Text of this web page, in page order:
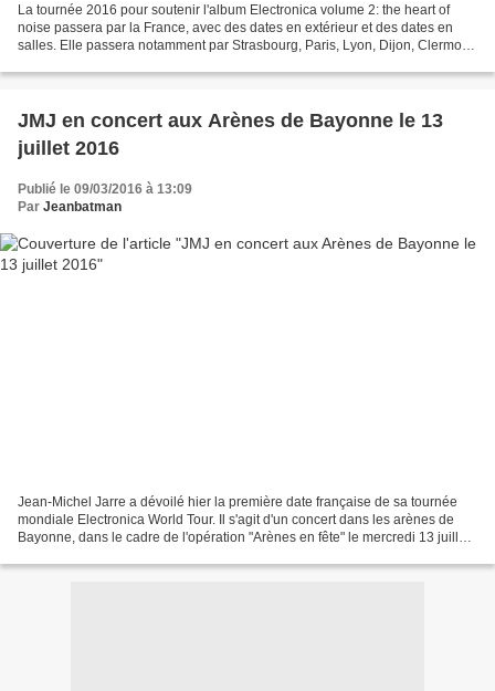
La tournée 2016 pour soutenir l'album Electronica volume 2: the heart of
noise passera par la France, avec des dates en extérieur et des dates en
salles. Elle passera notamment par Strasbourg, Paris, Lyon, Dijon, Clermont-
JMJ en concert aux Arènes de Bayonne le 13
juillet 2016
Publié le 09/03/2016 à 13:09
Par Jeanbatman
Jean-Michel Jarre a dévoilé hier la première date française de sa tournée
mondiale Electronica World Tour. Il s'agit d'un concert dans les arènes de
Bayonne, dans le cadre de l'opération "Arènes en fête" le mercredi 13 juillet